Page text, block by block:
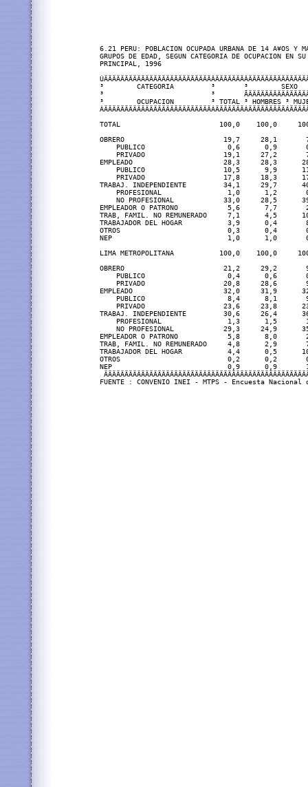
6.21 PERU: POBLACION OCUPADA URBANA DE 14 A¥OS Y
GRUPOS DE EDAD, SEGUN CATEGORIA DE OCUPACION EN
PRINCIPAL, 1996
³        CATEGORIA         ³       ³        SEXO
³                          ³
³        OCUPACION         ³ TOTAL ³ HOMBRES ³
TOTAL                        100,0    100,0
OBRERO                        19,7     28,1
PUBLICO                    0,6      0,9
PRIVADO                   19,1     27,2
EMPLEADO                      28,3     28,3
PUBLICO                   10,5      9,9
PRIVADO                   17,8     18,3
TRABAJ. INDEPENDIENTE         34,1
PROFESIONAL                1,0      1,2
NO PROFESIONAL            33,0     28,5
EMPLEADOR O PATRONO            5,6
TRAB, FAMIL. NO REMUNERADO     7,1
TRABAJADOR DEL HOGAR           3,9
OTROS                          0,3      0,4
NEP                            1,0      1,0
LIMA METROPOLITANA           100,0    100,0
OBRERO                        21,2     29,2
PUBLICO                    0,4      0,6
PRIVADO                   20,8     28,6
EMPLEADO                      32,0     31,9
PUBLICO                    8,4      8,1
PRIVADO                   23,6     23,8
TRABAJ. INDEPENDIENTE         30,6
PROFESIONAL                1,3      1,5
NO PROFESIONAL            29,3     24,9
EMPLEADOR O PATRONO            5,8
TRAB, FAMIL. NO REMUNERADO     4,8
TRABAJADOR DEL HOGAR           4,4
OTROS                          0,2      0,2
NEP                            0,9      0,9